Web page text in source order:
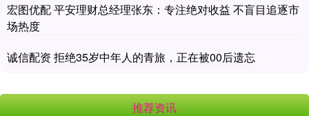
宏图优配 平安理财总经理张东：专注绝对收益 不盲目追逐市
场热度
诚信配资 拒绝35岁中年人的青旅，正在被00后遗忘
推荐资讯